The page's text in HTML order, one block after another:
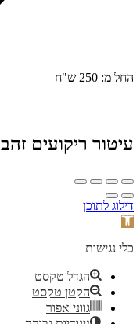
החל מ: 250 ש"ח
עיטור ריקועים זהב
דילוג לתוכן
פתח
נגישות
כלי נגישות
הגדל טקסט
הקטן טקסט
גווני אפור